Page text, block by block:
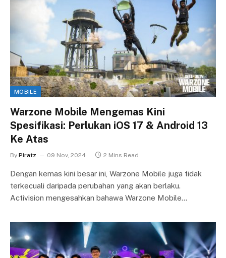
MOBILE
Warzone Mobile Mengemas Kini
Spesifikasi: Perlukan iOS 17 & Android 13
Ke Atas
By Piratz 09 Nov, 2024 2 Mins Read
Dengan kemas kini besar ini, Warzone Mobile juga tidak
terkecuali daripada perubahan yang akan berlaku.
Activision mengesahkan bahawa Warzone Mobile…